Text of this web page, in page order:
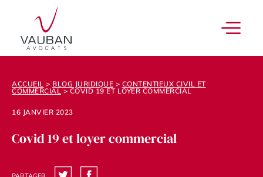
ACCUEIL > BLOG JURIDIQUE > CONTENTIEUX CIVIL ET
COMMERCIAL > COVID 19 ET LOYER COMMERCIAL
16 JANVIER 2023
Covid 19 et loyer commercial